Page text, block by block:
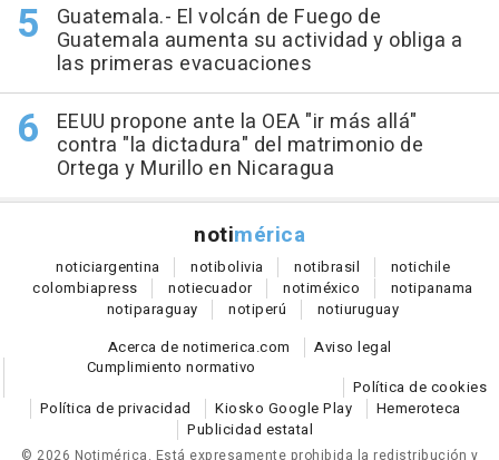
Guatemala.- El volcán de Fuego de
Guatemala aumenta su actividad y obliga a
las primeras evacuaciones
EEUU propone ante la OEA "ir más allá"
contra "la dictadura" del matrimonio de
Ortega y Murillo en Nicaragua
notimérica
noticiargentina notibolivia notibrasil notichile
colombiapress notiecuador notiméxico notipanama
notiparaguay notiperú notiuruguay
Acerca de notimerica.com
Aviso legal
Cumplimiento normativo
Política de cookies
Política de privacidad
Kiosko Google Play
Hemeroteca
Publicidad estatal
© 2026 Notimérica. Está expresamente prohibida la redistribución y